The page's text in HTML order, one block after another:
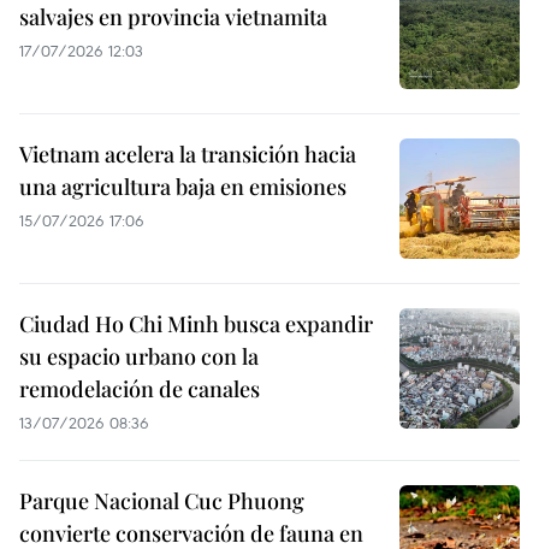
salvajes en provincia vietnamita
17/07/2026 12:03
Vietnam acelera la transición hacia
una agricultura baja en emisiones
15/07/2026 17:06
Ciudad Ho Chi Minh busca expandir
su espacio urbano con la
remodelación de canales
13/07/2026 08:36
Parque Nacional Cuc Phuong
convierte conservación de fauna en